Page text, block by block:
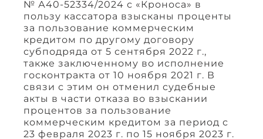
№ А40-52334/2024 с «Кроноса» в
пользу кассатора взысканы проценты
за пользование коммерческим
кредитом по другому договору
субподряда от 5 сентября 2022 г.,
также заключенному во исполнение
госконтракта от 10 ноября 2021 г. В
связи с этим он отменил судебные
акты в части отказа во взыскании
процентов за пользование
коммерческим кредитом за период с
23 февраля 2023 г. по 15 ноября 2023 г.